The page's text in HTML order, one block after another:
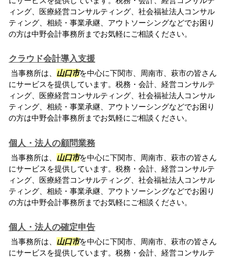
ィング、医療経営コンサルティング、社会福祉法人コンサル
ティング、相続・事業承継、アウトソーシングなどでお困り
の方は中野会計事務所までお気軽にご相談ください。
クラウド会計導入支援
当事務所は、 山口市を中心に下関市、周南市、萩市の皆さん
にサービスを提供しています。税務・会計、経営コンサルテ
ィング、医療経営コンサルティング、社会福祉法人コンサル
ティング、相続・事業承継、アウトソーシングなどでお困り
の方は中野会計事務所までお気軽にご相談ください。
個人・法人の顧問業務
当事務所は、 山口市を中心に下関市、周南市、萩市の皆さん
にサービスを提供しています。税務・会計、経営コンサルテ
ィング、医療経営コンサルティング、社会福祉法人コンサル
ティング、相続・事業承継、アウトソーシングなどでお困り
の方は中野会計事務所までお気軽にご相談ください。
個人・法人の確定申告
当事務所は、 山口市を中心に下関市、周南市、萩市の皆さん
にサービスを提供しています。税務・会計、経営コンサルテ